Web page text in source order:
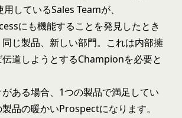
しているSales Teamが、
にも機能することを発見したとき
じ製品、新しい部門。これは内部擁
道しようとするChampionを必要と
ある場合、1つの製品で満足してい
品の暖かいProspectになります。